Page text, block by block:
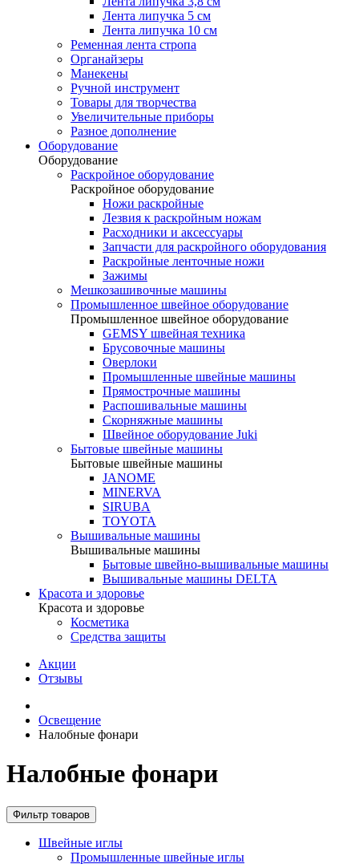
Лента липучка 5 см
Лента липучка 10 см
Ременная лента стропа
Органайзеры
Манекены
Ручной инструмент
Товары для творчества
Увеличительные приборы
Разное дополнение
Оборудование
Оборудование
Раскройное оборудование
Раскройное оборудование
Ножи раскройные
Лезвия к раскройным ножам
Расходники и аксессуары
Запчасти для раскройного оборудования
Раскройные ленточные ножи
Зажимы
Мешкозашивочные машины
Промышленное швейное оборудование
Промышленное швейное оборудование
GEMSY швейная техника
Брусовочные машины
Оверлоки
Промышленные швейные машины
Прямострочные машины
Распошивальные машины
Скорняжные машины
Швейное оборудование Juki
Бытовые швейные машины
Бытовые швейные машины
JANOME
MINERVA
SIRUBA
TOYOTA
Вышивальные машины
Вышивальные машины
Бытовые швейно-вышивальные машины
Вышивальные машины DELTA
Красота и здоровье
Красота и здоровье
Косметика
Средства защиты
Акции
Отзывы
Освещение
Налобные фонари
Налобные фонари
Фильтр товаров
Швейные иглы
Промышленные швейные иглы